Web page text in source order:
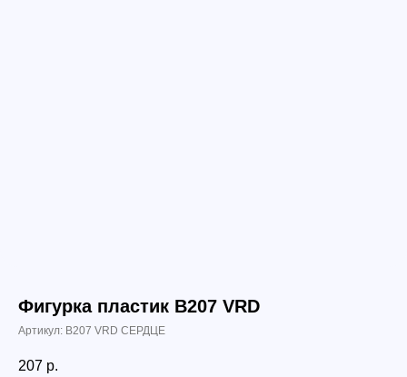
Фигурка пластик B207 VRD
Артикул: B207 VRD СЕРДЦЕ
207 р.